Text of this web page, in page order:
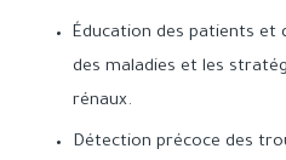
Éducation des patients et
des maladies et les
rénaux.
Détection précoce des